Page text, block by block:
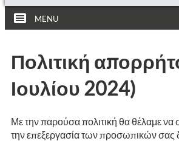
MENU
Πολιτική
Ιουλίου 2024)
Με την παρούσα πολιτική θα θέλαμε
την επεξεργασία των προσωπικών σας